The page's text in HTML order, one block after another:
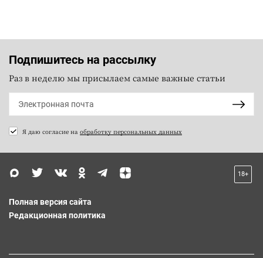
Подпишитесь на рассылку
Раз в неделю мы присылаем самые важные статьи
Я даю согласие на обработку персональных данных
18+
Полная версия сайта
Редакционная политика